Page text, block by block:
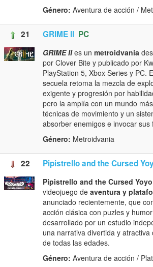
Género: Aventura de acción /
21 GRIME II PC
GRIME IIes un metroidvania
por Clover Bite y publicado por
PlayStation 5, Xbox Series y PC.
secuela retoma la mezcla de
exigente y progresión por
pero la amplía con un mundo
técnicas de movimiento y un
absorber enemigos e invocar sus
Género: Metroidvania
22 Pipistrello and the Cursed
Pipistrello and the Cursed Yoyo
videojuego de aventura y
anunciado recientemente, que
acción clásica con puzles y
desarrollado por un estudio
una narrativa divertida y
de todas las edades.
Género: Aventura de acción /